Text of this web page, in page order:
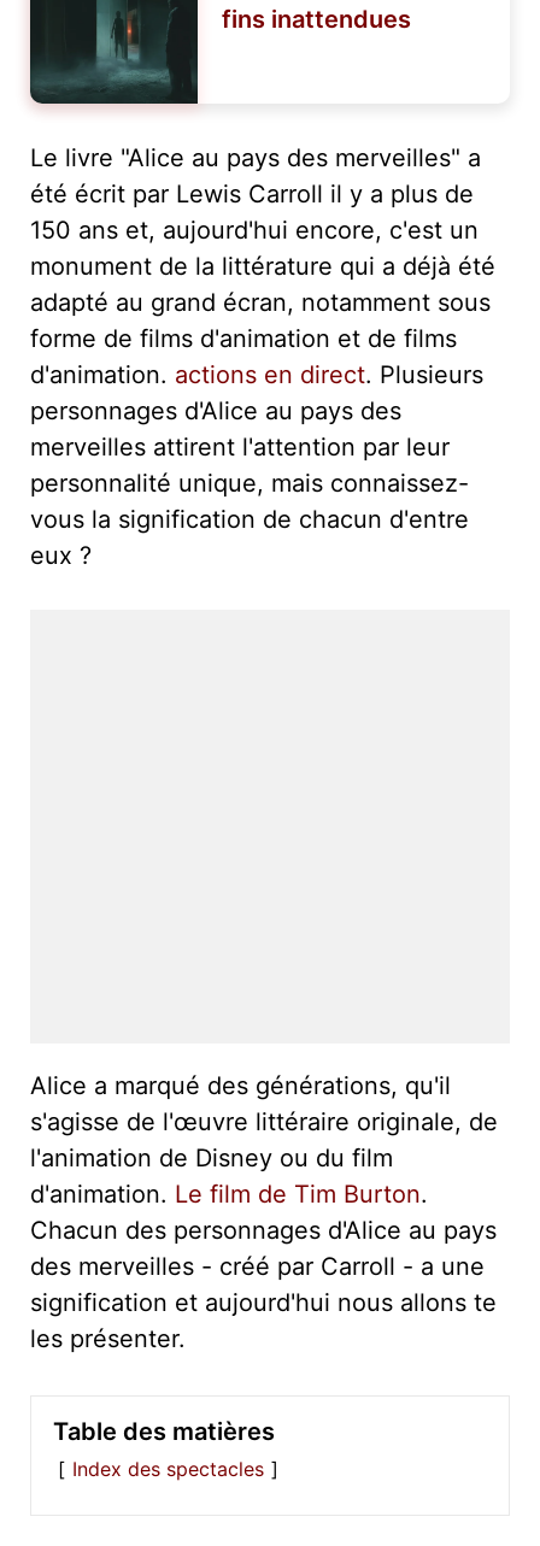
fins inattendues
Le livre "Alice au pays des merveilles" a
été écrit par Lewis Carroll il y a plus de
150 ans et, aujourd'hui encore, c'est un
monument de la littérature qui a déjà été
adapté au grand écran, notamment sous
forme de films d'animation et de films
d'animation. actions en direct. Plusieurs
personnages d'Alice au pays des
merveilles attirent l'attention par leur
personnalité unique, mais connaissez-
vous la signification de chacun d'entre
eux ?
Alice a marqué des générations, qu'il
s'agisse de l'œuvre littéraire originale, de
l'animation de Disney ou du film
d'animation. Le film de Tim Burton.
Chacun des personnages d'Alice au pays
des merveilles - créé par Carroll - a une
signification et aujourd'hui nous allons te
les présenter.
Table des matières
Index des spectacles